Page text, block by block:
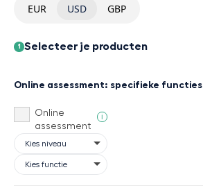
EUR USD GBP
1 Selecteer je producten
Online assessment: specifieke functies
Online
assessment
i